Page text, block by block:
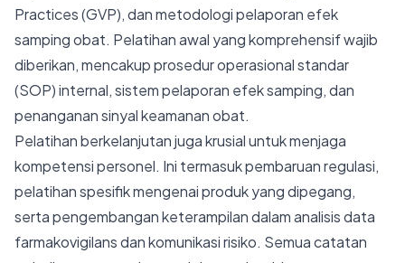
Practices (GVP), dan metodologi pelaporan efek
samping obat. Pelatihan awal yang komprehensif wajib
diberikan, mencakup prosedur operasional standar
(SOP) internal, sistem pelaporan efek samping, dan
penanganan sinyal keamanan obat.
Pelatihan berkelanjutan juga krusial untuk menjaga
kompetensi personel. Ini termasuk pembaruan regulasi,
pelatihan spesifik mengenai produk yang dipegang,
serta pengembangan keterampilan dalam analisis data
farmakovigilans dan komunikasi risiko. Semua catatan